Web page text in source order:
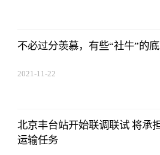
不必过分羡慕，有些“社牛”的
2021-11-22
北京丰台站开始联调联试 将承
运输任务